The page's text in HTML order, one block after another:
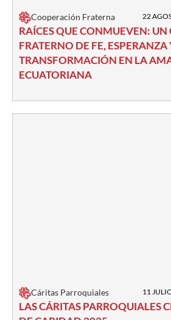
Cooperación Fraterna 22
RAÍCES QUE CONMUEVEN:
FRATERNO DE FE, ESPERANZA
TRANSFORMACIÓN EN LA
ECUATORIANA
Cáritas Parroquiales 11
LAS CÁRITAS PARROQUIALES